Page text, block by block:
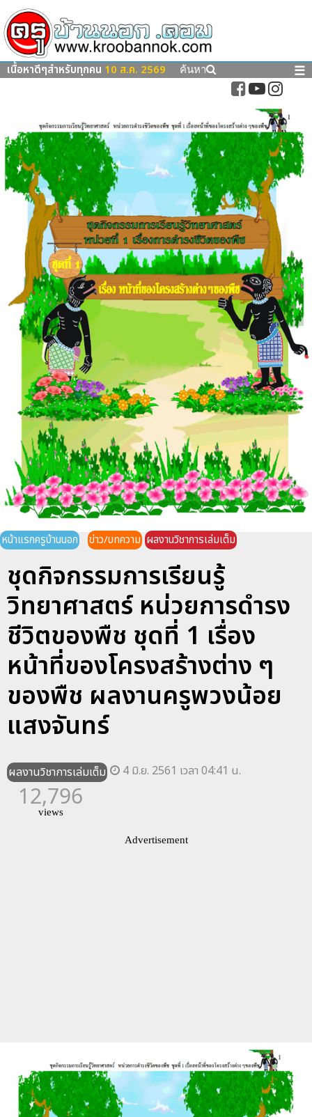
เนื้อหาดีๆสำหรับทุกคน 10 ส.ค. 2569 ค้นหา ☰
หน้าแรกครูบ้านนอก ข่าว/บทความ ผลงานวิชาการเล่มเต็ม
ชุดกิจกรรมการเรียนรู้
วิทยาศาสตร์ หน่วยการดำรง
ชีวิตของพืช ชุดที่ 1 เรื่อง
หน้าที่ของโครงสร้างต่าง ๆ
ของพืช ผลงานครูพวงน้อย
แสงจันทร์
ผลงานวิชาการเล่มเต็ม 4 มิ.ย. 2561 เวลา 04:41 น.
12,796
views
Advertisement